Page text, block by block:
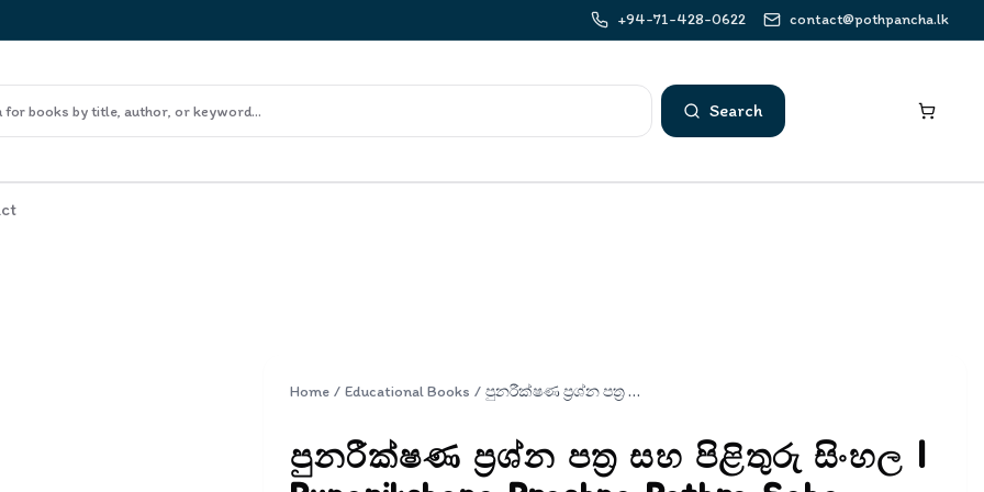
+94-71-428-0622 contact@pothpancha.lk
Search
Home / Educational Books / පුනරීක්ෂණ ප්‍රශ්න පත්‍ර සහ පිළිතුරු සිංහල | Punarikshana Prashna Pathra Saha Pilithuru Sinhala Grade 5
පුනරීක්ෂණ ප්‍රශ්න පත්‍ර සහ පිළිතුරු සිංහල |